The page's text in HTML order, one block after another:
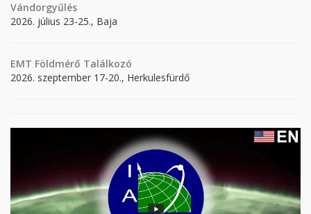
Vándorgyűlés
2026. július 23-25., Baja
EMT Földmérő Találkozó
2026. szeptember 17-20., Herkulesfürdő